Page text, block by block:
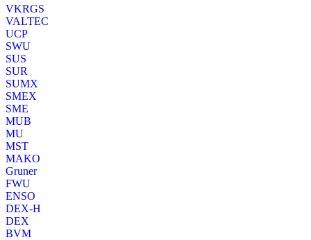
VKRGS
VALTEC
UCP
SWU
SUS
SUR
SUMX
SMEX
SME
MUB
MU
MST
MAKO
Gruner
FWU
ENSO
DEX-H
DEX
BVM